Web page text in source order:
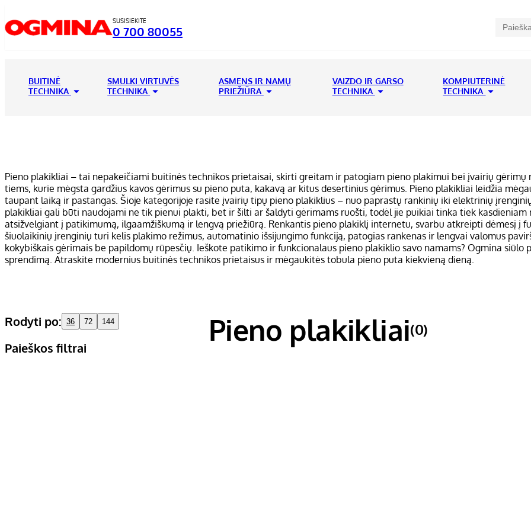
SUSISIEKITE
0 700 80055
BUITINĖ
TECHNIKA
SMULKI VIRTUVĖS
TECHNIKA
ASMENS IR NAMŲ
PRIEŽIŪRA
VAIZDO IR GARSO
TECHNIKA
KOMPIUTERINĖ
TECHNIKA
Pieno plakikliai – tai nepakeičiami buitinės technikos prietaisai, skirti greitam ir patogiam pieno plakimui bei įvairių
tiems, kurie mėgsta gardžius kavos gėrimus su pieno puta, kakavą ar kitus desertinius gėrimus. Pieno plakikliai leidžia
taupant laiką ir pastangas. Šioje kategorijoje rasite įvairių tipų pieno plakiklius – nuo paprastų rankinių iki elektrinių
plakikliai gali būti naudojami ne tik pienui plakti, bet ir šilti ar šaldyti gėrimams ruošti, todėl jie puikiai tinka tiek
atsižvelgiant į patikimumą, ilgaamžiškumą ir lengvą priežiūrą. Renkantis pieno plakiklį internetu, svarbu atkreipti dėmesį į
šiuolaikinių įrenginių turi kelis plakimo režimus, automatinio išsijungimo funkciją, patogias rankenas ir lengvai valomus
kokybiškais gėrimais be papildomų rūpesčių. Ieškote patikimo ir funkcionalaus pieno plakiklio savo namams? Ogmina
sprendimą. Atraskite modernius buitinės technikos prietaisus ir mėgaukitės tobula pieno puta kiekvieną dieną.
Rodyti po: 36 72 144
Paieškos filtrai
Pieno plakikliai(0)